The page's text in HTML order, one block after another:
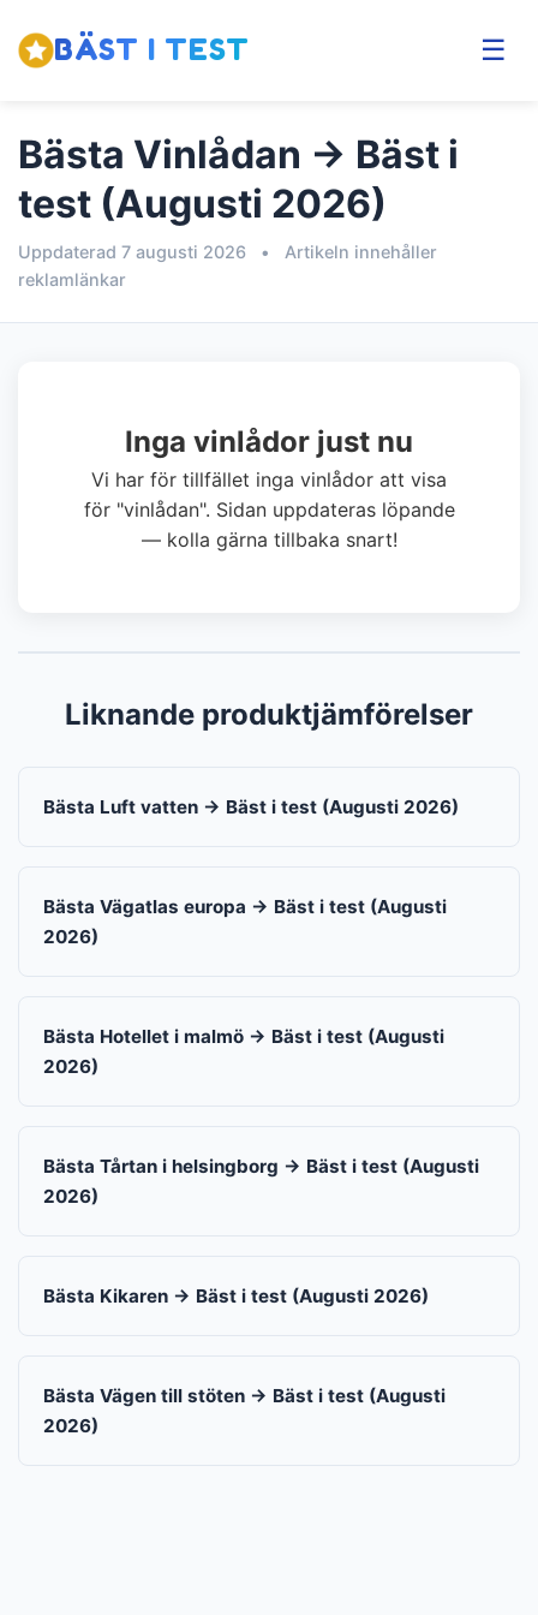
BÄST I TEST ☰
Bästa Vinlådan → Bäst i
test (Augusti 2026)
Uppdaterad 7 augusti 2026 •
Artikeln innehåller
reklamlänkar
Inga vinlådor just nu
Vi har för tillfället inga vinlådor att visa
för "vinlådan". Sidan uppdateras löpande
— kolla gärna tillbaka snart!
Liknande produktjämförelser
Bästa Luft vatten → Bäst i test (Augusti 2026)
Bästa Vägatlas europa → Bäst i test (Augusti
2026)
Bästa Hotellet i malmö → Bäst i test (Augusti
2026)
Bästa Tårtan i helsingborg → Bäst i test (Augusti
2026)
Bästa Kikaren → Bäst i test (Augusti 2026)
Bästa Vägen till stöten → Bäst i test (Augusti
2026)